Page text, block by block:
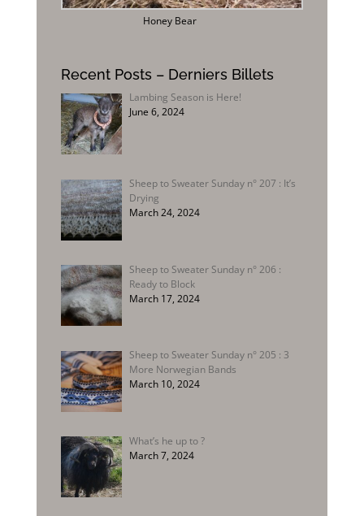
Honey Bear
Recent Posts – Derniers Billets
Lambing Season is Here!
June 6, 2024
Sheep to Sweater Sunday n° 207 : It’s
Drying
March 24, 2024
Sheep to Sweater Sunday n° 206 :
Ready to Block
March 17, 2024
Sheep to Sweater Sunday n° 205 : 3
More Norwegian Bands
March 10, 2024
What’s he up to ?
March 7, 2024